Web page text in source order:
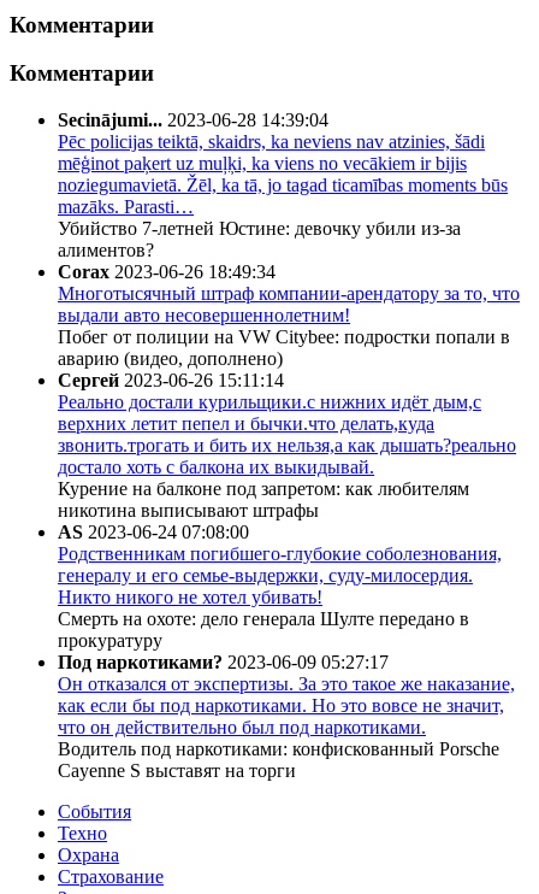
Комментарии
Комментарии
Secinājumi... 2023-06-28 14:39:04
Pēc policijas teiktā, skaidrs, ka neviens nav atzinies, šādi
mēģinot paķert uz muļķi, ka viens no vecākiem ir bijis
noziegumavietā. Žēl, ka tā, jo tagad ticamības moments būs
mazāks. Parasti…
Убийство 7-летней Юстине: девочку убили из-за
алиментов?
Corax 2023-06-26 18:49:34
Многотысячный штраф компании-арендатору за то, что
выдали авто несовершеннолетним!
Побег от полиции на VW Citybee: подростки попали в
аварию (видео, дополнено)
Сергей 2023-06-26 15:11:14
Реально достали курильщики.с нижних идёт дым,с
верхних летит пепел и бычки.что делать,куда
звонить.трогать и бить их нельзя,а как дышать?реально
достало хоть с балкона их выкидывай.
Курение на балконе под запретом: как любителям
никотина выписывают штрафы
AS 2023-06-24 07:08:00
Родственникам погибшего-глубокие соболезнования,
генералу и его семье-выдержки, суду-милосердия.
Никто никого не хотел убивать!
Смерть на охоте: дело генерала Шулте передано в
прокуратуру
Под наркотиками? 2023-06-09 05:27:17
Он отказался от экспертизы. За это такое же наказание,
как если бы под наркотиками. Но это вовсе не значит,
что он действительно был под наркотиками.
Водитель под наркотиками: конфискованный Porsche
Cayenne S выставят на торги
События
Техно
Охрана
Страхование